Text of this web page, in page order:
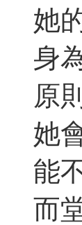
她
身
原
她
能
而